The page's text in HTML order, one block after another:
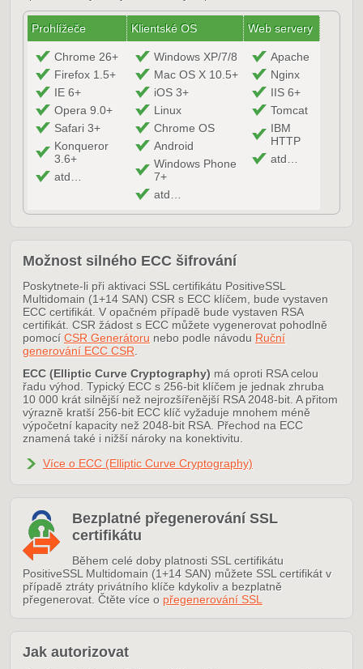
Prohlížeče Klientské OS Web servery
Chrome 26+
Firefox 1.5+
IE 6+
Opera 9.0+
Safari 3+
Konqueror
3.6+
atd…
Windows XP/7/8
Mac OS X 10.5+
iOS 3+
Linux
Chrome OS
Android
Windows Phone
7+
atd…
Apache
Nginx
IIS 6+
Tomcat
IBM
HTTP
atd…
Možnost silného ECC šifrování
Poskytnete-li při aktivaci SSL certifikátu PositiveSSL
Multidomain (1+14 SAN) CSR s ECC klíčem, bude vystaven
ECC certifikát. V opačném případě bude vystaven RSA
certifikát. CSR žádost s ECC můžete vygenerovat pohodlně
pomocí CSR Generátoru nebo podle návodu Ruční
generování ECC CSR
ECC (Elliptic Curve Cryptography) má oproti RSA celou
řadu výhod. Typický ECC s 256-bit klíčem je jednak zhruba
10 000 krát silnější než nejrozšířenější RSA 2048-bit. A přitom
výrazně kratší 256-bit ECC klíč vyžaduje mnohem méně
výpočetní kapacity než 2048-bit RSA. Přechod na ECC
znamená také i nižší nároky na konektivitu.
Více o ECC (Elliptic Curve Cryptography)
Bezplatné přegenerování SSL
certifikátu
Během celé doby platnosti SSL certifikátu
PositiveSSL Multidomain (1+14 SAN) můžete SSL certifikát v
případě ztráty privátního klíče kdykoliv a bezplatně
přegenerovat. Čtěte více o přegenerování SSL
Jak autorizovat